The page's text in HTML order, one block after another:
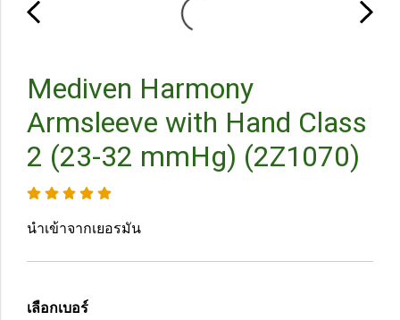
Mediven Harmony
Armsleeve with Hand Class
2 (23-32 mmHg) (2Z1070)
นำเข้าจากเยอรมัน
เลือกเบอร์